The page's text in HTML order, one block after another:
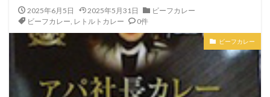
2025年6月5日 2025年5月31日
ビーフカレー
ビーフカレー, レトルトカレー 0件
ビーフカレー